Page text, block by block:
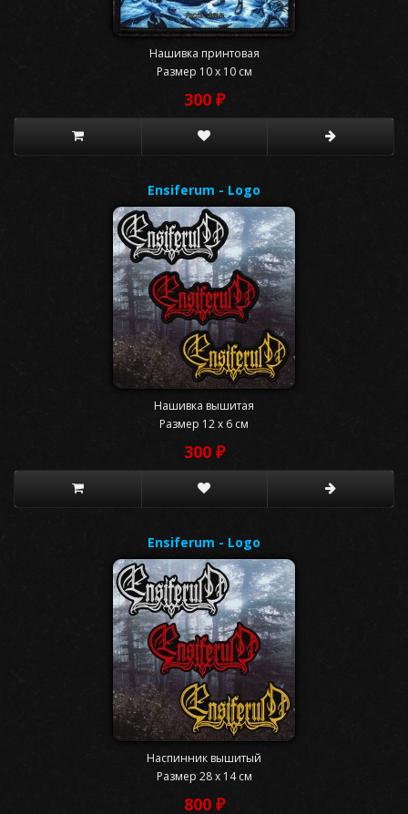
Нашивка принтовая
Размер 10 x 10 см
300 ₽
Ensiferum - Logo
Нашивка вышитая
Размер 12 x 6 см
300 ₽
Ensiferum - Logo
Наспинник вышитый
Размер 28 x 14 см
800 ₽